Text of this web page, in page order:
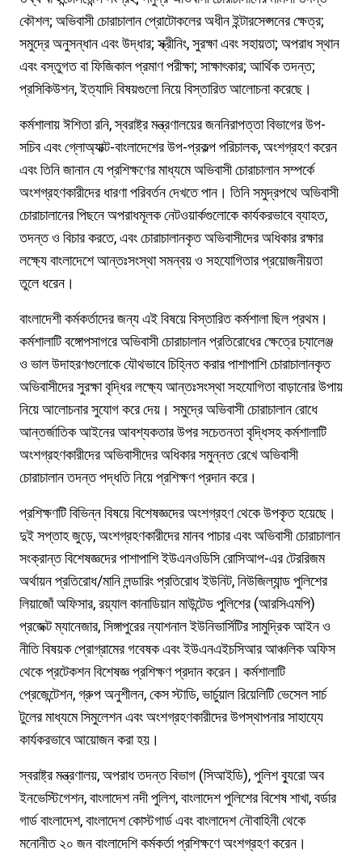
কৌশল; অভিবাসী চোরাচালান প্রোটোকলের অধীন ইন্টারসেপ্সনের ক্ষেত্র;
সমুদ্রে অনুসন্ধান এবং উদ্ধার; স্ক্রীনিং, সুরক্ষা এবং সহায়তা; অপরাধ স্থান
এবং বস্তুগত বা ফিজিকাল প্রমাণ পরীক্ষা; সাক্ষাৎকার; আর্থিক তদন্ত;
প্রসিকিউশন, ইত্যাদি বিষয়গুলো নিয়ে বিস্তারিত আলোচনা করেছে।
কর্মশালায় ঈশিতা রনি, স্বরাষ্ট্র মন্ত্রণালয়ের জননিরাপত্তা বিভাগের উপ-
সচিব এবং গ্লোঅ্যাক্ট-বাংলাদেশের উপ-প্রকল্প পরিচালক, অংশগ্রহণ করেন
এবং তিনি জানান যে প্রশিক্ষণের মাধ্যমে অভিবাসী চোরাচালান সম্পর্কে
অংশগ্রহণকারীদের ধারণা পরিবর্তন দেখতে পান। তিনি সমুদ্রপথে অভিবাসী
চোরাচালানের পিছনে অপরাধমূলক নেটওয়ার্কগুলোকে কার্যকরভাবে ব্যাহত,
তদন্ত ও বিচার করতে, এবং চোরাচালানকৃত অভিবাসীদের অধিকার রক্ষার
লক্ষ্যে বাংলাদেশে আন্তঃসংস্থা সমন্বয় ও সহযোগিতার প্রয়োজনীয়তা
তুলে ধরেন।
বাংলাদেশী কর্মকর্তাদের জন্য এই বিষয়ে বিস্তারিত কর্মশালা ছিল প্রথম।
কর্মশালাটি বঙ্গোপসাগরে অভিবাসী চোরাচালান প্রতিরোধের ক্ষেত্রে চ্যালেঞ্জ
ও ভাল উদাহরণগুলোকে যৌথভাবে চিহ্নিত করার পাশাপাশি চোরাচালানকৃত
অভিবাসীদের সুরক্ষা বৃদ্ধির লক্ষ্যে আন্তঃসংস্থা সহযোগিতা বাড়ানোর উপায়
নিয়ে আলোচনার সুযোগ করে দেয়। সমুদ্রে অভিবাসী চোরাচালান রোধে
আন্তর্জাতিক আইনের আবশ্যকতার উপর সচেতনতা বৃদ্ধিসহ কর্মশালাটি
অংশগ্রহণকারীদের অভিবাসীদের অধিকার সমুন্নত রেখে অভিবাসী
চোরাচালান তদন্ত পদ্ধতি নিয়ে প্রশিক্ষণ প্রদান করে।
প্রশিক্ষণটি বিভিন্ন বিষয়ে বিশেষজ্ঞদের অংশগ্রহণ থেকে উপকৃত হয়েছে।
দুই সপ্তাহ জুড়ে, অংশগ্রহণকারীদের মানব পাচার এবং অভিবাসী চোরাচালান
সংক্রান্ত বিশেষজ্ঞদের পাশাপাশি ইউএনওডিসি রোসিআপ-এর টেররিজম
অর্থায়ন প্রতিরোধ/মানি লন্ডারিং প্রতিরোধ ইউনিট, নিউজিল্যান্ড পুলিশের
লিয়াজোঁ অফিসার, রয়্যাল কানাডিয়ান মাউন্টেড পুলিশের (আরসিএমপি)
প্রজেক্ট ম্যানেজার, সিঙ্গাপুরের ন্যাশনাল ইউনিভার্সিটির সামুদ্রিক আইন ও
নীতি বিষয়ক প্রোগ্রামের গবেষক এবং ইউএনএইচসিআর আঞ্চলিক অফিস
থেকে প্রটেকশন বিশেষজ্ঞ প্রশিক্ষণ প্রদান করেন। কর্মশালাটি
প্রেজেন্টেশন, গ্রুপ অনুশীলন, কেস স্টাডি, ভার্চুয়াল রিয়েলিটি ভেসেল সার্চ
টুলের মাধ্যমে সিমুলেশন এবং অংশগ্রহণকারীদের উপস্থাপনার সাহায্যে
কার্যকরভাবে আয়োজন করা হয়।
স্বরাষ্ট্র মন্ত্রণালয়, অপরাধ তদন্ত বিভাগ (সিআইডি), পুলিশ ব্যুরো অব
ইনভেস্টিগেশন, বাংলাদেশ নদী পুলিশ, বাংলাদেশ পুলিশের বিশেষ শাখা, বর্ডার
গার্ড বাংলাদেশ, বাংলাদেশ কোস্টগার্ড এবং বাংলাদেশ নৌবাহিনী থেকে
মনোনীত ২০ জন বাংলাদেশি কর্মকর্তা প্রশিক্ষণে অংশগ্রহণ করেন।